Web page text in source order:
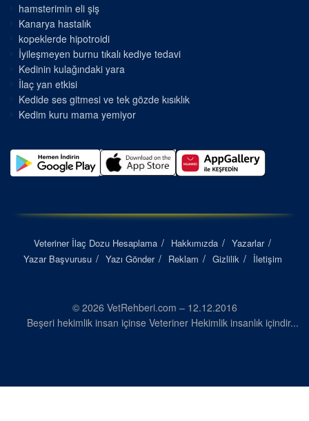
hamsterimin eli şiş
Kanarya hastalık
kopeklerde hipotroidi
İyileşmeyen burnu tıkalı kediye tedavi
Kedinin kulağındaki yara
İlaç yan etkisi
Kedide ses gitmesi ve tek gözde kısıklık
Kedim kuru mama yemiyor
Veteriner İlaç Dozu Hesaplama Hakkımızda
Yazarlar
Yazar Başvurusu
Yazı Gönder Reklam Gizlilik İletişim
© 2026 VetRehberi.com – 12.12.2016
Beşeri hekimlik insan içinse Veteriner Hekimlik insanlık içindir...